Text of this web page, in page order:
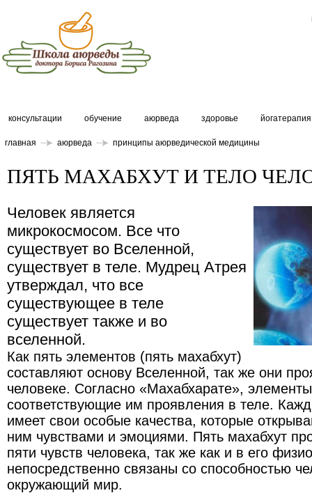
консультации обучение аюрведа здоровье йогатерапия
главная аюрведа принципы аюрведической медицины
ПЯТЬ МАХАБХУТ И ТЕЛО
Человек является
микрокосмосом. Все что
существует во Вселенной,
существует в теле. Мудрец Атрея
утверждал, что все
существующее в теле
существует также и во
вселенной.
Как пять элементов (пять махабхут)
составляют основу Вселенной, так же они
человеке. Согласно «Махабхарате»,
соответствующие им проявления в теле.
имеет свои особые качества, которые
ним чувствами и эмоциями. Пять махабхут
пяти чувств человека, так же как и в его
непосредственно связаны со способностью
окружающий мир.